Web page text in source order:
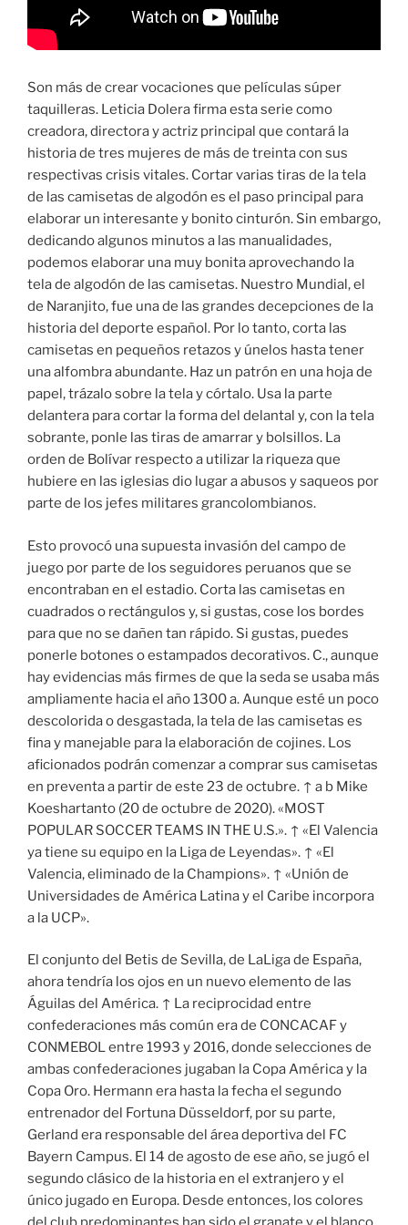
Son más de crear vocaciones que películas súper
taquilleras. Leticia Dolera firma esta serie como
creadora, directora y actriz principal que contará la
historia de tres mujeres de más de treinta con sus
respectivas crisis vitales. Cortar varias tiras de la tela
de las camisetas de algodón es el paso principal para
elaborar un interesante y bonito cinturón. Sin embargo,
dedicando algunos minutos a las manualidades,
podemos elaborar una muy bonita aprovechando la
tela de algodón de las camisetas. Nuestro Mundial, el
de Naranjito, fue una de las grandes decepciones de la
historia del deporte español. Por lo tanto, corta las
camisetas en pequeños retazos y únelos hasta tener
una alfombra abundante. Haz un patrón en una hoja de
papel, trázalo sobre la tela y córtalo. Usa la parte
delantera para cortar la forma del delantal y, con la tela
sobrante, ponle las tiras de amarrar y bolsillos. La
orden de Bolívar respecto a utilizar la riqueza que
hubiere en las iglesias dio lugar a abusos y saqueos por
parte de los jefes militares grancolombianos.
Esto provocó una supuesta invasión del campo de
juego por parte de los seguidores peruanos que se
encontraban en el estadio. Corta las camisetas en
cuadrados o rectángulos y, si gustas, cose los bordes
para que no se dañen tan rápido. Si gustas, puedes
ponerle botones o estampados decorativos. C., aunque
hay evidencias más firmes de que la seda se usaba más
ampliamente hacia el año 1300 a. Aunque esté un poco
descolorida o desgastada, la tela de las camisetas es
fina y manejable para la elaboración de cojines. Los
aficionados podrán comenzar a comprar sus camisetas
en preventa a partir de este 23 de octubre. ↑ a b Mike
Koeshartanto (20 de octubre de 2020). «MOST
POPULAR SOCCER TEAMS IN THE U.S.». ↑ «El Valencia
ya tiene su equipo en la Liga de Leyendas». ↑ «El
Valencia, eliminado de la Champions». ↑ «Unión de
Universidades de América Latina y el Caribe incorpora
a la UCP».
El conjunto del Betis de Sevilla, de LaLiga de España,
ahora tendría los ojos en un nuevo elemento de las
Águilas del América. ↑ La reciprocidad entre
confederaciones más común era de CONCACAF y
CONMEBOL entre 1993 y 2016, donde selecciones de
ambas confederaciones jugaban la Copa América y la
Copa Oro. Hermann era hasta la fecha el segundo
entrenador del Fortuna Düsseldorf, por su parte,
Gerland era responsable del área deportiva del FC
Bayern Campus. El 14 de agosto de ese año, se jugó el
segundo clásico de la historia en el extranjero y el
único jugado en Europa. Desde entonces, los colores